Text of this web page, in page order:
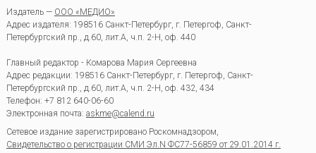
Издатель — ООО «МЕДИО»
Адрес издателя: 198516 Санкт-Петербург, г. Петергоф, Санкт-
Петербургский пр., д.60, лит.А, ч.п. 2-Н, оф. 440
Главный редактор - Комарова Мария Сергеевна
Адрес редакции: 198516 Санкт-Петербург, г. Петергоф, Санкт-
Петербургский пр., д.60, лит.А, ч.п. 2-Н, оф. 432, 434
Телефон: +7 812 640-06-60
Электронная почта: askme@calend.ru
Сетевое издание зарегистрировано Роскомнадзором,
Свидетельство о регистрации СМИ Эл.N ФС77-56859 от 29.01.2014 г.